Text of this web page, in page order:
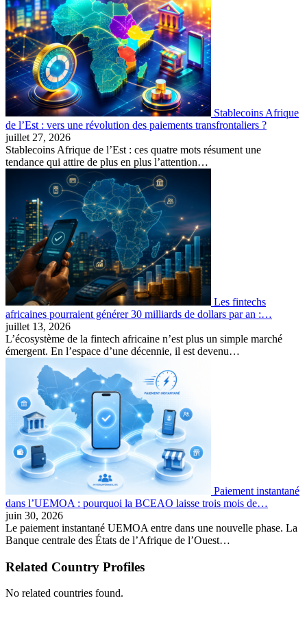
Stablecoins Afrique
de l’Est : vers une révolution des paiements transfrontaliers ?
juillet 27, 2026
Stablecoins Afrique de l’Est : ces quatre mots résument une
tendance qui attire de plus en plus l’attention…
Les fintechs
africaines pourraient générer 30 milliards de dollars par an :…
juillet 13, 2026
L’écosystème de la fintech africaine n’est plus un simple marché
émergent. En l’espace d’une décennie, il est devenu…
Paiement instantané
dans l’UEMOA : pourquoi la BCEAO laisse trois mois de…
juin 30, 2026
Le paiement instantané UEMOA entre dans une nouvelle phase. La
Banque centrale des États de l’Afrique de l’Ouest…
Related Country Profiles
No related countries found.